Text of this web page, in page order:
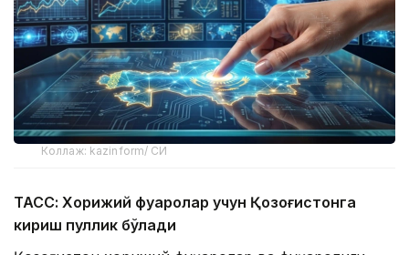
Коллаж: kazinform/ СИ
ТАСС: Хорижий фуқаролар учун Қозоғистонга
кириш пуллик бўлади